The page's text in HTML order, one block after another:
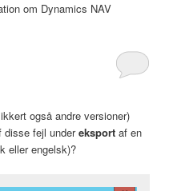
om Dynamics NAV
også andre versioner)
disse fejl undereksport af en
eller engelsk)?